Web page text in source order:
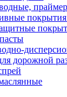
праймер
дорожной